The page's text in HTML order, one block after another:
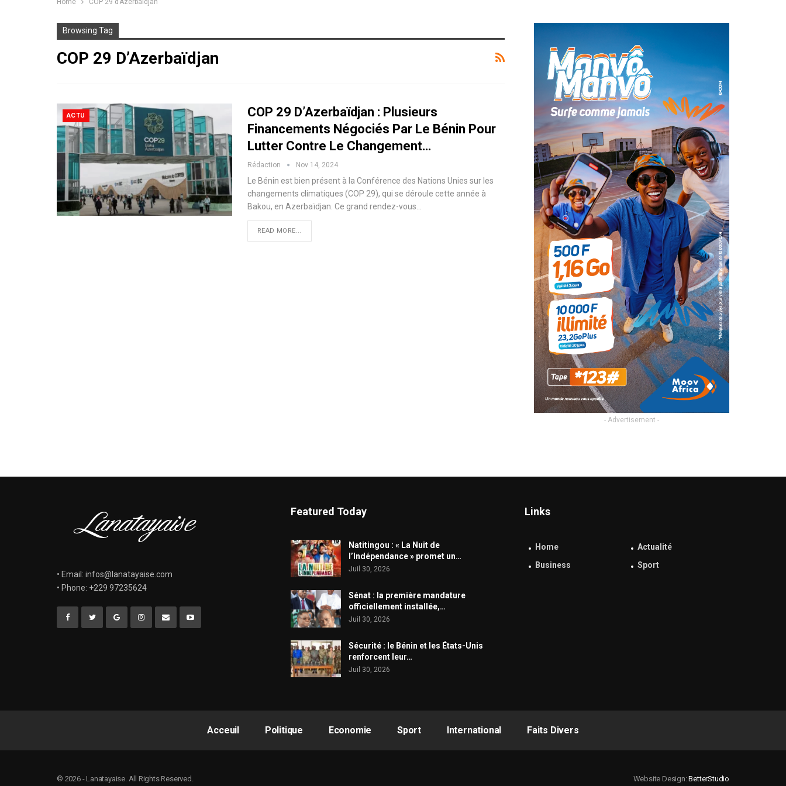
Home COP 29 d’Azerbaïdjan
Browsing Tag
COP 29 D’Azerbaïdjan
ACTU
COP 29 D’Azerbaïdjan : Plusieurs
Financements Négociés Par Le Bénin Pour
Lutter Contre Le Changement…
Rédaction Nov 14, 2024
Le Bénin est bien présent à la Conférence des Nations Unies sur les
changements climatiques (COP 29), qui se déroule cette année à
Bakou, en Azerbaïdjan. Ce grand rendez-vous…
READ MORE...
- Advertisement -
• Email: infos@lanatayaise.com
• Phone: +229 97235624
Featured Today
​Natitingou : « La Nuit de
l’Indépendance » promet un…
Juil 30, 2026
Sénat : la première mandature
officiellement installée,…
Juil 30, 2026
Sécurité : le Bénin et les États-Unis
renforcent leur…
Juil 30, 2026
Links
Home
Actualité
Business
Sport
Acceuil Politique Economie Sport International Faits Divers
© 2026 - Lanatayaise. All Rights Reserved. Website Design:BetterStudio